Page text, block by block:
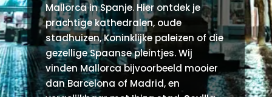
Mallorca in Spanje. Hier ontdek je
prachtige kathedralen, oude
stadhuizen, Koninklijke paleizen of die
gezellige Spaanse pleintjes. Wij
vinden Mallorca bijvoorbeeld mooier
dan Barcelona of Madrid, en